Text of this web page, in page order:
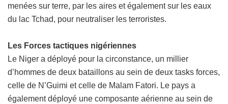
menées sur terre, par les aires et également sur les eaux
du lac Tchad, pour neutraliser les terroristes.
Les Forces tactiques nigériennes
Le Niger a déployé pour la circonstance, un millier
d’hommes de deux bataillons au sein de deux tasks forces,
celle de N’Guimi et celle de Malam Fatori. Le pays a
également déployé une composante aérienne au sein de